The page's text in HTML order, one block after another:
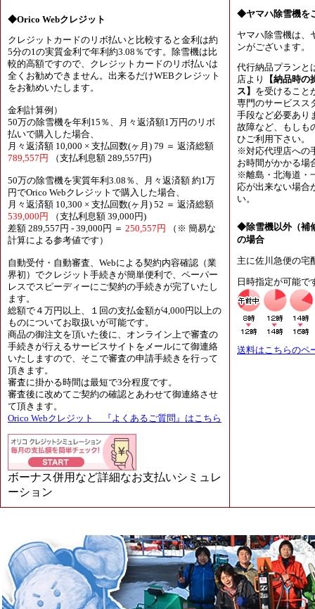
◆Orico Webクレジット
クレジットカードのリボ払いと比較すると金利は約
5分の1の実質金利で年利約3.08％です。除雪機は比
較的高額ですので、クレジットカードのリボ払いは
全くお勧めできません。出来るだけWEBクレジット
をお勧めいたします。
金利計算例）
50万の除雪機を年利15％、月々返済額1万円のリボ
払いで購入した場合、
月々返済額 10,000 × 支払回数(ヶ月) 79 ＝ 返済総額
789,557円
（支払利息額 289,557円)
50万の除雪機を実質年利3.08％、月々返済額 約1万
円でOrico Webクレジットで購入した場合、
月々返済額 10,300 × 支払回数(ヶ月) 52 ＝ 返済総額
539,000円
（支払利息額 39,000円)
差額 289,557円 - 39,000円 ＝ 250,557円
（※ 簡易な
計算による参考値です）
自動受付・自動審査、Webによる契約内容確認（業
界初）でクレジット手続きが簡単便利で、ペーパー
レスでスピーディーにご契約の手続きが完了いたし
ます。
総額で４万円以上、１回の支払金額が4,000円以上の
ものについてお取扱いが可能です。
商品の御注文を頂いた後に、オンライン上で審査の
手続きが行えるサービスサイトをメールにて御連絡
いたしますので、そこで審査の申請手続きを行って
頂きます。
審査に掛かる時間は最短で3分程度です。
審査後に改めてご契約の確認とあわせて御連絡させ
て頂きます。
Orico Webクレジット 『よくあるご質問』はこちら
ボーナス併用など詳細なお支払いシミュレ
ーション
◆ヤマハ除雪機を
ヤマハ除雪機は、
ンがございます。
代行納品プランと
店より
【納品時
ス】 を受けること
専門のサービスス
手段など必要あり
故障など、もしも
ひご利用下さい。
※対応代理店への
お時間がかかる場
※離島・北海道・
応が出来ない場合
い。
◆除雪機以外（補
の場合
主に佐川急便の宅
日時指定が可能で
送料はこちらのペ